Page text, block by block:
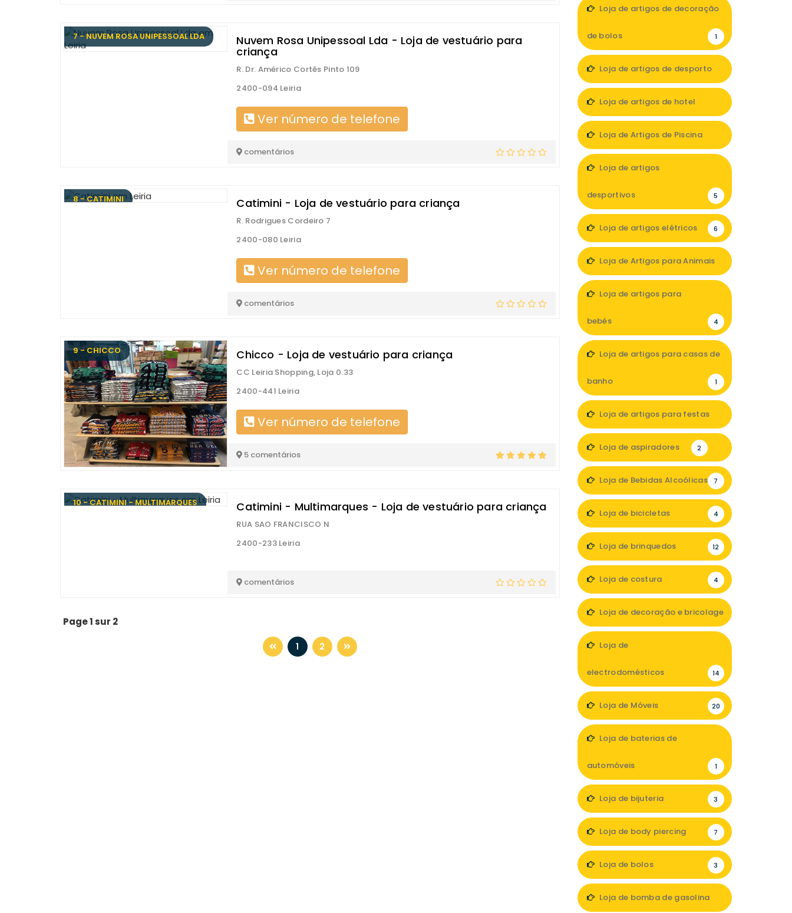
7 - NUVEM ROSA UNIPESSOAL LDA Nuvem Rosa Unipessoal Lda - Loja de vestuário para
criança
R. Dr. Américo Cortês Pinto 109
2400-094 Leiria
Ver número de telefone
comentários
8 - CATIMINI Catimini - Loja de vestuário para criança
R. Rodrigues Cordeiro 7
2400-080 Leiria
Ver número de telefone
comentários
9 - CHICCO Chicco - Loja de vestuário para criança
CC Leiria Shopping, Loja 0.33
2400-441 Leiria
Ver número de telefone
5 comentários
10 - CATIMINI - MULTIMARQUES Catimini - Multimarques - Loja de vestuário para criança
RUA SAO FRANCISCO N
2400-233 Leiria
comentários
Page 1 sur 2
1 2
Loja de artigos de decoração
de bolos 1
Loja de artigos de desporto
Loja de artigos de hotel
Loja de Artigos de Piscina
Loja de artigos
desportivos 5
Loja de artigos elétricos 6
Loja de Artigos para Animais
Loja de artigos para
bebés 4
Loja de artigos para casas de
banho 1
Loja de artigos para festas
Loja de aspiradores 2
Loja de Bebidas Alcoólicas 7
Loja de bicicletas 4
Loja de brinquedos 12
Loja de costura 4
Loja de decoração e bricolage
Loja de
electrodomésticos 14
Loja de Móveis 20
Loja de baterias de
automóveis 1
Loja de bijuteria 3
Loja de body piercing 7
Loja de bolos 3
Loja de bomba de gasolina